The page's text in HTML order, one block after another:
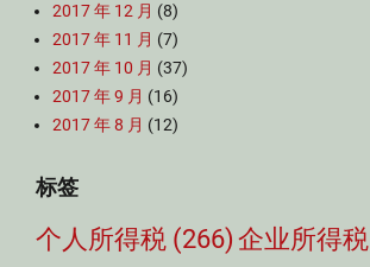
2017 年 12 月 (8)
2017 年 11 月 (7)
2017 年 10 月 (37)
2017 年 9 月 (16)
2017 年 8 月 (12)
标签
个人所得税 (266) 企业所得税